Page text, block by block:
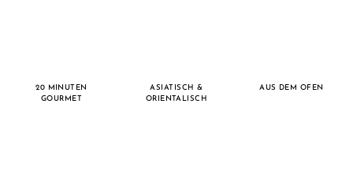
20 MINUTEN
GOURMET
ASIATISCH &
ORIENTALISCH
AUS DEM OFEN